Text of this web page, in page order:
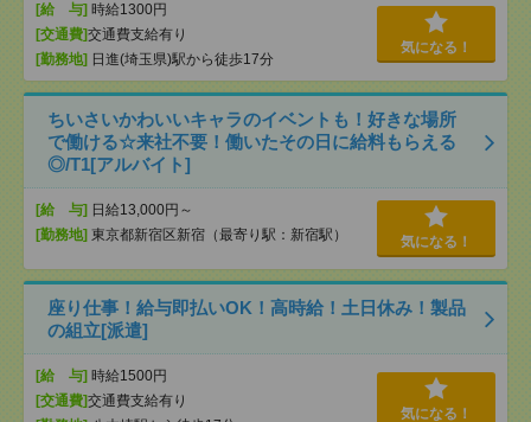
[給 与] 時給1300円
[交通費]交通費支給有り
[勤務地] 日進(埼玉県)駅から徒歩17分
気になる！
ちいさいかわいいキャラのイベントも！好きな場所
で働ける☆来社不要！働いたその日に給料もらえる
◎/T1[アルバイト]
[給 与] 日給13,000円～
[勤務地] 東京都新宿区新宿（最寄り駅：新宿駅） 気になる！
座り仕事！給与即払いOK！高時給！土日休み！製品
の組立[派遣]
[給 与] 時給1500円
[交通費]交通費支給有り
気になる！